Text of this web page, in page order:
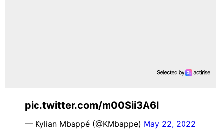
pic.twitter.com/m00Sii3A6l
— Kylian Mbappé (@KMbappe) May 22, 2022